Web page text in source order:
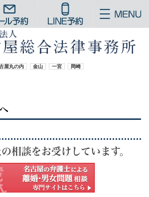
屋丸の内 金山 一宮 岡崎
相談をお受けしています。